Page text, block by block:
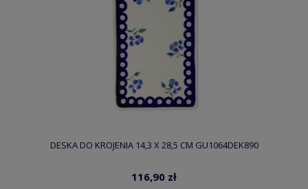
DESKA DO KROJENIA 14,3 X 28,5 CM GU1064DEK890
116,90 zł